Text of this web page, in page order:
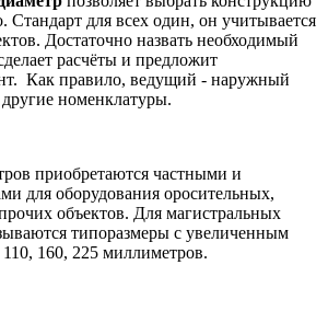
Стандарт для всех один, он учитывается
Достаточно назвать необходимый
расчёты и предложит
Как правило, ведущий - наружный
другие номенклатуры.
приобретаются частными и
для оборудования оросительных,
объектов. Для магистральных
типоразмеры с увеличенным
160, 225 миллиметров.